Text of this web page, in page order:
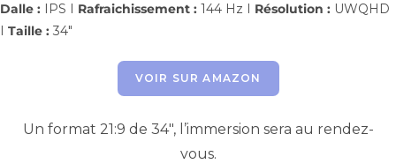
Dalle : IPS I Rafraichissement : 144 Hz I Résolution : UWQHD
Taille : 34″
VOIR SUR AMAZON
Un format 21:9 de 34″, l’immersion sera au rendez-
vous.